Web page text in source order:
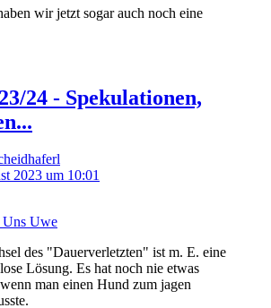
wir jetzt sogar auch noch eine
24 - Spekulationen,
2023 um 10:01
Uwe
des "Dauerverletzten" ist m. E. eine
Lösung. Es hat noch nie etwas
man einen Hund zum jagen